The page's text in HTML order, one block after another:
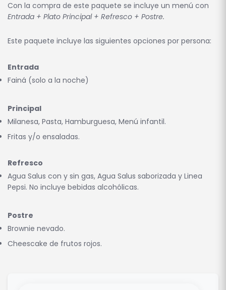
Con la compra de este paquete se incluye un menú con
Entrada + Plato Principal + Refresco + Postre.
Este paquete incluye las siguientes opciones por persona:
Entrada
Fainá (solo a la noche)
Principal
Milanesa, Pasta, Hamburguesa, Menú infantil.
Fritas y/o ensaladas.
Refresco
Agua Salus con y sin gas, Agua Salus saborizada y Linea
Pepsi. No incluye bebidas alcohólicas.
Postre
Brownie nevado.
Cheescake de frutos rojos.